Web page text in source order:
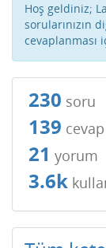
Hoş geldiniz;
sorularınızın
cevaplanması
230 soru
139 cevap
21 yorum
3.6k